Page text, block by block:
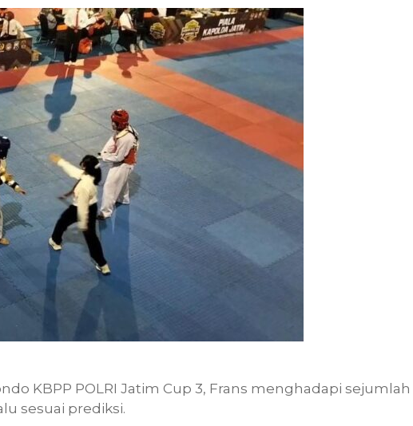
KBPP POLRI Jatim Cup 3, Frans menghadapi sejumlah
sesuai prediksi.